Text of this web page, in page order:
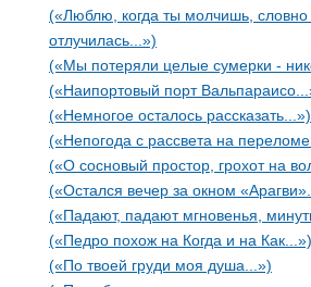
(«Люблю, когда ты молчишь, словно
отлучилась...»)
(«Мы потеряли целые сумерки -
(«Наипортовый порт
(«Немногое осталось рассказать...»)
(«Непогода с рассвета на
(«О сосновый простор, грохот на
(«Остался вечер за окном
(«Падают, падают мгновенья,
(«Педро похож на Когда и на Как...»)
(«По твоей груди моя душа...»)